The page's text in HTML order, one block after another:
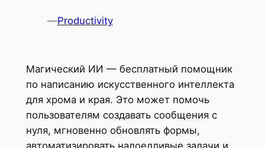
—Productivity
Магический ИИ — бесплатный помощник
по написанию искусственного интеллекта
для хрома и края. Это может помочь
пользователям создавать сообщения с
нуля, мгновенно обновлять формы,